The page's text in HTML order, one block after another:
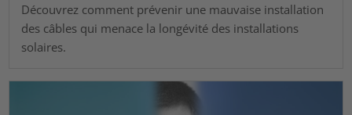
Découvrez comment prévenir une mauvaise installation
des câbles qui menace la longévité des installations
solaires.